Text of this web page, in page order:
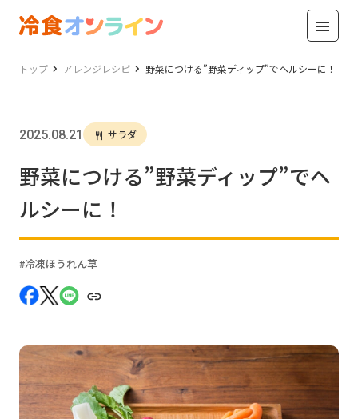
トップ アレンジレシピ 野菜につける”野菜ディップ”でヘルシーに！
2025.08.21 サラダ
野菜につける”野菜ディップ”でヘ
ルシーに！
冷凍ほうれん草